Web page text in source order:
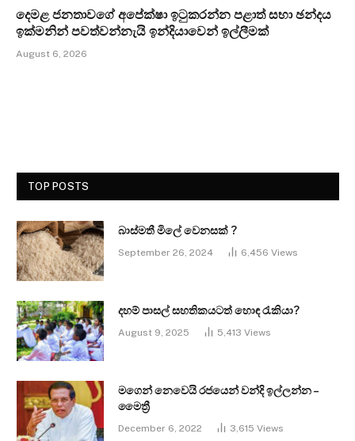
දෙමළ ජනතාවගේ අපේක්ෂා ඉටුකරන්න පළාත් සභා ඡන්දය
ඉක්මනින් පවත්වන්නැයි ඉන්දියාවෙන් ඉල්ලීමක්
August 6, 2026
TOP POSTS
බාස්මතී මිලේ වෙනසක් ?
September 26, 2024 6,456 Views
දහම් පාසල් සහතිකයටත් හොඳ රැකියා?
August 9, 2025 5,413 Views
මගෙන් නෙවෙයි රජයෙන් වන්දි ඉල්ලන්න –
මෛත්‍රී
December 6, 2022 3,615 Views